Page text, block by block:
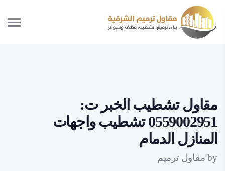
مقاول تشطيب الخبر ت:
0559002951 تشطيب واجهات
المنازل الدمام
by مقاول ترميم